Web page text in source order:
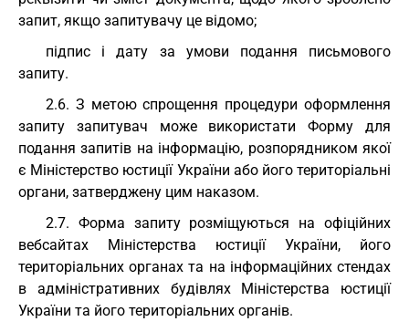
запит, якщо запитувачу це відомо;
підпис і дату за умови подання письмового
запиту.
2.6. З метою спрощення процедури оформлення
запиту запитувач може використати Форму для
подання запитів на інформацію, розпорядником якої
є Міністерство юстиції України або його територіальні
органи, затверджену цим наказом.
2.7. Форма запиту розміщуються на офіційних
вебсайтах Міністерства юстиції України, його
територіальних органах та на інформаційних стендах
в адміністративних будівлях Міністерства юстиції
України та його територіальних органів.